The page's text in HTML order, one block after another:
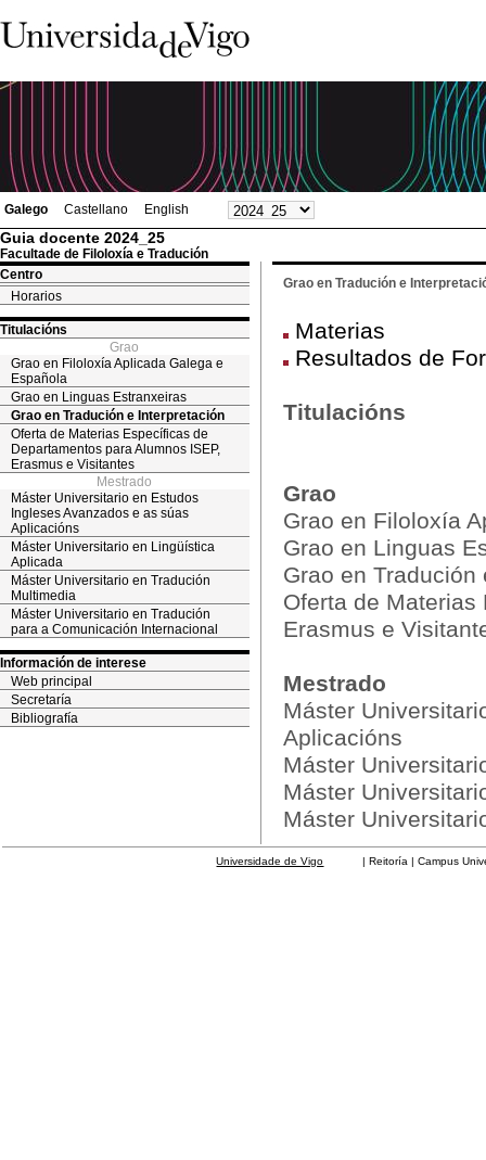
Galego Castellano English
Guia docente 2024_25
Facultade de Filoloxía e Tradución
Centro
Horarios
Titulacións
Grao
Grao en Filoloxía Aplicada Galega e
Española
Grao en Linguas Estranxeiras
Grao en Tradución e Interpretación
Oferta de Materias Específicas de
Departamentos para Alumnos ISEP,
Erasmus e Visitantes
Mestrado
Máster Universitario en Estudos
Ingleses Avanzados e as súas
Aplicacións
Máster Universitario en Lingüística
Aplicada
Máster Universitario en Tradución
Multimedia
Máster Universitario en Tradución
para a Comunicación Internacional
Información de interese
Web principal
Secretaría
Bibliografía
Grao en Tradución e
Materias
Resultados de
Titulacións
Grao
Grao en Filoloxía
Grao en Linguas
Grao en
Oferta de Materias
Erasmus e
Mestrado
Máster
Aplicacións
Máster
Máster
Máster
Universidade de Vigo | Reitoría | Campus